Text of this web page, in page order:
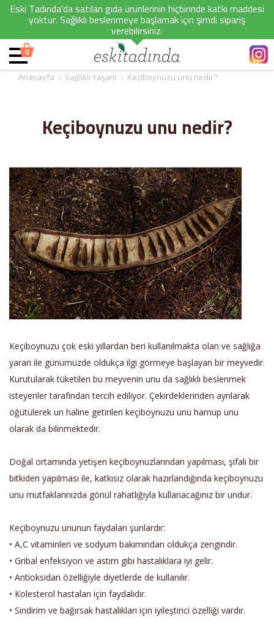
Eski Tadında'da satılan gıda ürünlerinin hiçbirinde katkı maddesi
yoktur. Sağlıklı beslenmeye başlamak için şimdi sipariş
verebilirsiniz.
0
Anasayfa Sağlıklı Yaşam Keçiboynuzu unu nedir?
Keçiboynuzu unu nedir?
Keçiboynuzu çok eski yıllardan beri kullanılmakta olan ve sağlığa
yararı ile günümüzde oldukça ilgi görmeye başlayan bir meyvedir.
Kurutularak tüketilen bu meyvenin unu da sağlıklı beslenmek
isteyenler tarafından tercih ediliyor. Çekirdeklerinden ayrılarak
öğütülerek un haline getirilen keçiboynuzu unu harnup unu
olarak da bilinmektedir.
Doğal ortamında yetişen keçiboynuzlarından yapılması, şifalı bir
bitkiden yapılması ile, katkısız olarak hazırlandığında keçiboynuzu
unu mutfaklarınızda gönül rahatlığıyla kullanacağınız bir undur.
Keçiboynuzu ununun faydaları şunlardır:
• A,C vitaminleri ve sodyum bakımından oldukça zengindir.
• Gribal enfeksiyon ve astım gibi hastalıklara iyi gelir.
• Antioksidan özelliğiyle diyetlerde de kullanılır.
• Kolesterol hastaları için faydalıdır.
• Sindirim ve bağırsak hastalıkları için iyileştirici özelliği vardır.